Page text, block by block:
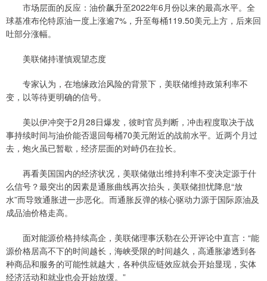
市场层面的反应：油价飙升至2022年6月份以来的最高水平。全
球基准布伦特原油一度上涨逾7%，升至每桶119.50美元上方，后来回
吐部分涨幅。
美联储持谨慎观望态度
专家认为，在地缘政治风险的背景下，美联储维持政策利率不
变，以等待更明确的信号。
美以伊冲突于2月28日爆发，彼时官员判断，冲击程度取决于战
事持续时间与油价能否退回每桶70美元附近的战前水平。近两个月过
去，炮火虽已暂歇，经济层面的对峙仍在拉长。
再看美国国内的经济状况，美联储做出维持利率不变决定源于什
么信号？最突出的因素是通胀曲线再次抬头，美联储担忧降息“放
水”而导致通胀进一步恶化。而通胀反弹的核心驱动力源于国际原油及
成品油价格走高。
面对能源价格持续高企，美联储理事沃勒在公开评论中直言：“能
源价格居高不下的时间越长，海峡受限的时间越久，高通胀渗透到各
种商品和服务的可能性就越大，各种供应链效应就会开始显现，实体
经济活动和就业也会开始放缓。”